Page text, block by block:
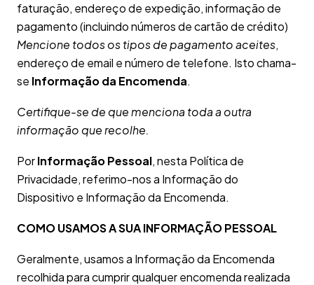
faturação, endereço de expedição, informação de
pagamento (incluindo números de cartão de crédito)
Mencione todos os tipos de pagamento aceites,
endereço de email e número de telefone. Isto chama-
se Informação da Encomenda.
Certifique-se de que menciona toda a outra
informação que recolhe.
PorInformação Pessoal, nesta Política de
Privacidade, referimo-nos a Informação do
Dispositivo e Informação da Encomenda.
COMO USAMOS A SUA INFORMAÇÃO PESSOAL
Geralmente, usamos a Informação da Encomenda
recolhida para cumprir qualquer encomenda realizada